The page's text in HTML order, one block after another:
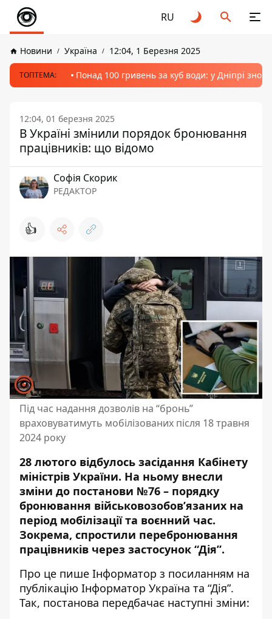
RU
Новини Україна 12:04, 1 Березня 2025
ТОПТЕМА: Понад 100 гривень за куб води: у Дніпрі
12:04, 01 березня 2025
В Україні змінили порядок бронювання
працівників: що відомо
Софія Скорик
РЕДАКТОР
👍
Під час надання дозволів на “бронь”
враховуватимуть мобілізованих після 18 травня
2024 року
28 лютого відбулось засідання Кабінету
міністрів України. На ньому внесли
зміни до постанови №76 – порядку
бронювання військовозобов’язаних на
період мобілізації та воєнний час.
Зокрема, спростили перебронювання
працівників через застосунок “Дія”.
Про це пише Інформатор з посиланням на
публікацію Інформатор Україна та “Дія”.
Так, постанова передбачає наступні зміни: